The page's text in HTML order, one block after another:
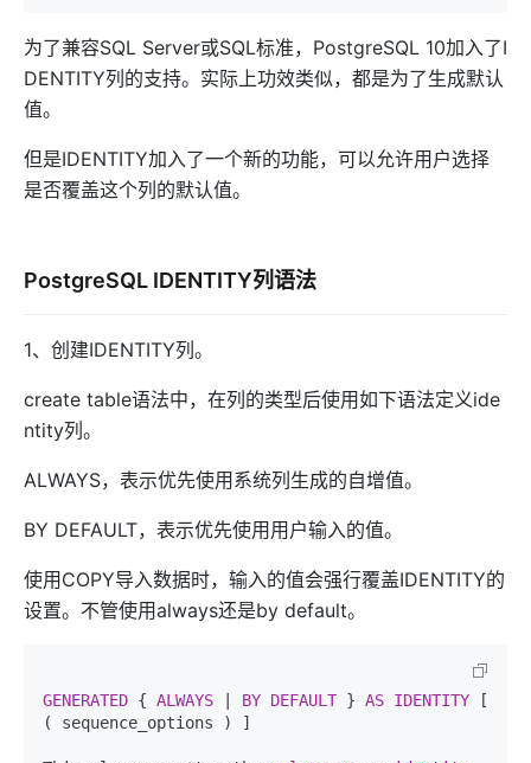
为了兼容SQL Server或SQL标准，PostgreSQL 10加入了I
DENTITY列的支持。实际上功效类似，都是为了生成默认
值。
但是IDENTITY加入了一个新的功能，可以允许用户选择
是否覆盖这个列的默认值。
PostgreSQL IDENTITY列语法
1、创建IDENTITY列。
create table语法中，在列的类型后使用如下语法定义ide
ntity列。
ALWAYS，表示优先使用系统列生成的自增值。
BY DEFAULT，表示优先使用用户输入的值。
使用COPY导入数据时，输入的值会强行覆盖IDENTITY的
设置。不管使用always还是by default。
GENERATED { ALWAYS BY DEFAULT } AS IDENTITY [
( sequence_options ) ]